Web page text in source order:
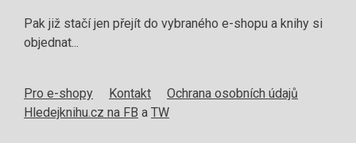
Pak již stačí jen přejít do vybraného e-shopu a knihy si
objednat...
Pro e-shopy Kontakt
Ochrana osobních údajů
Hledejknihu.cz na FB a TW